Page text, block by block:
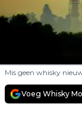
Mis geen whisky
Voeg Whisky